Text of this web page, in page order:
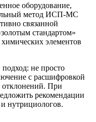
оборудование,
метод ИСП-МС
связанной
стандартом»
элементов
не просто
с расшифровкой
отклонений. При
рекомендации
нутрициологов.